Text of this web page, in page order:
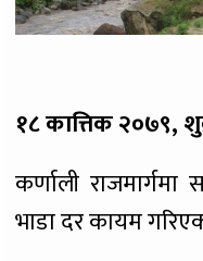
१८ कात्तिक २०७९,
कर्णाली
भाडा दर कायम